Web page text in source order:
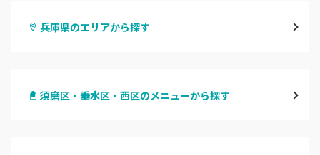
兵庫県のエリアから探す
尼崎・塚口・武庫之荘
須磨区・垂水区・西区のメニューから探す